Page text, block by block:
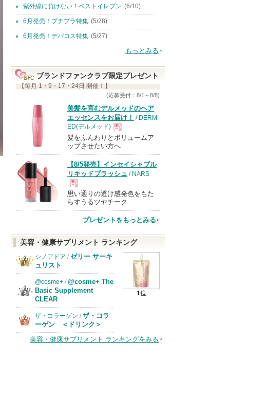
紫外線に負けない！ベストイレブン (6/10)
6月発売！プチプラ特集 (5/28)
6月発売！デパコス特集 (5/27)
もっとみる
ブランドファンクラブ限定プレゼント
【毎月 1・9・17・24日 開催！】
(応募受付：8/1～8/8)
美髪を育むデルメッドのヘア
エッセンスをお届け！ / DERM
ED(デルメッド)
現
品
髪をふんわりとボリュームア
ップさせたい方へ
【8/5発売】インセイシャブル
リキッドブラッシュ / NARS
現
思い通りの透け感発色をもた
らすうるツヤチーク
プレゼントをもっとみる
美容・健康サプリメント ランキング
1位
シノアドア / ゼリー サーキ
ュリスト
@cosme+ / @cosme+ The
Basic Supplement
CLEAR
ザ・コラーゲン / ザ・コラ
ーゲン ＜ドリンク＞
美容・健康サプリメント ランキングをみる